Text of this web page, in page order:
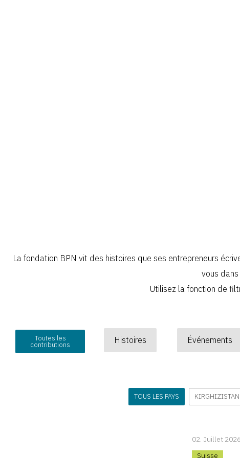
La fondation BPN vit des histoires que ses entrepreneurs
vous
Utilisez la fonction de
Toutes les
contributions Histoires Événements
TOUS LES PAYS KIRGHIZISTAN
02. Juillet 2026
Suisse